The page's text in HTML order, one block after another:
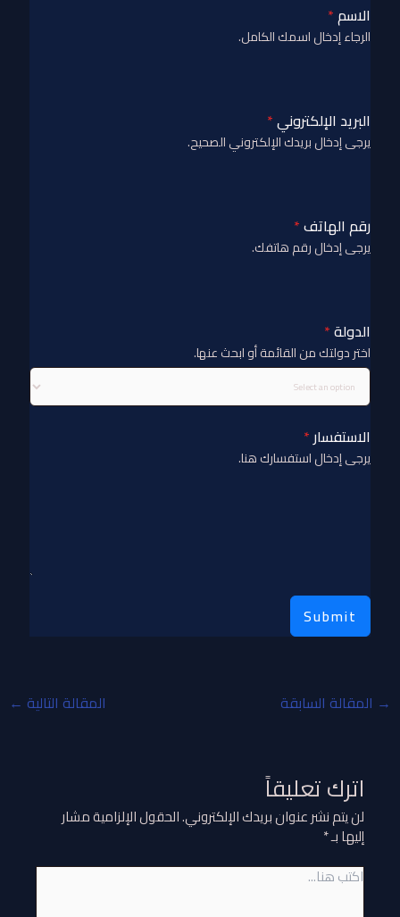
الاسم*
الرجاء إدخال اسمك الكامل.
البريد الإلكتروني*
يرجى إدخال بريدك الإلكتروني الصحيح.
رقم الهاتف*
يرجى إدخال رقم هاتفك.
الدولة*
اختر دولتك من القائمة أو ابحث عنها.
الاستفسار*
يرجى إدخال استفسارك هنا.
Submit
→ المقالة السابقة المقالة التالية ←
اترك تعليقاً
لن يتم نشر عنوان بريدك الإلكتروني.الحقول الإلزامية مشار
إليها بـ*
اكتب